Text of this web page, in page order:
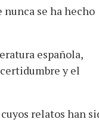
se ha hecho
española,
y el
relatos han